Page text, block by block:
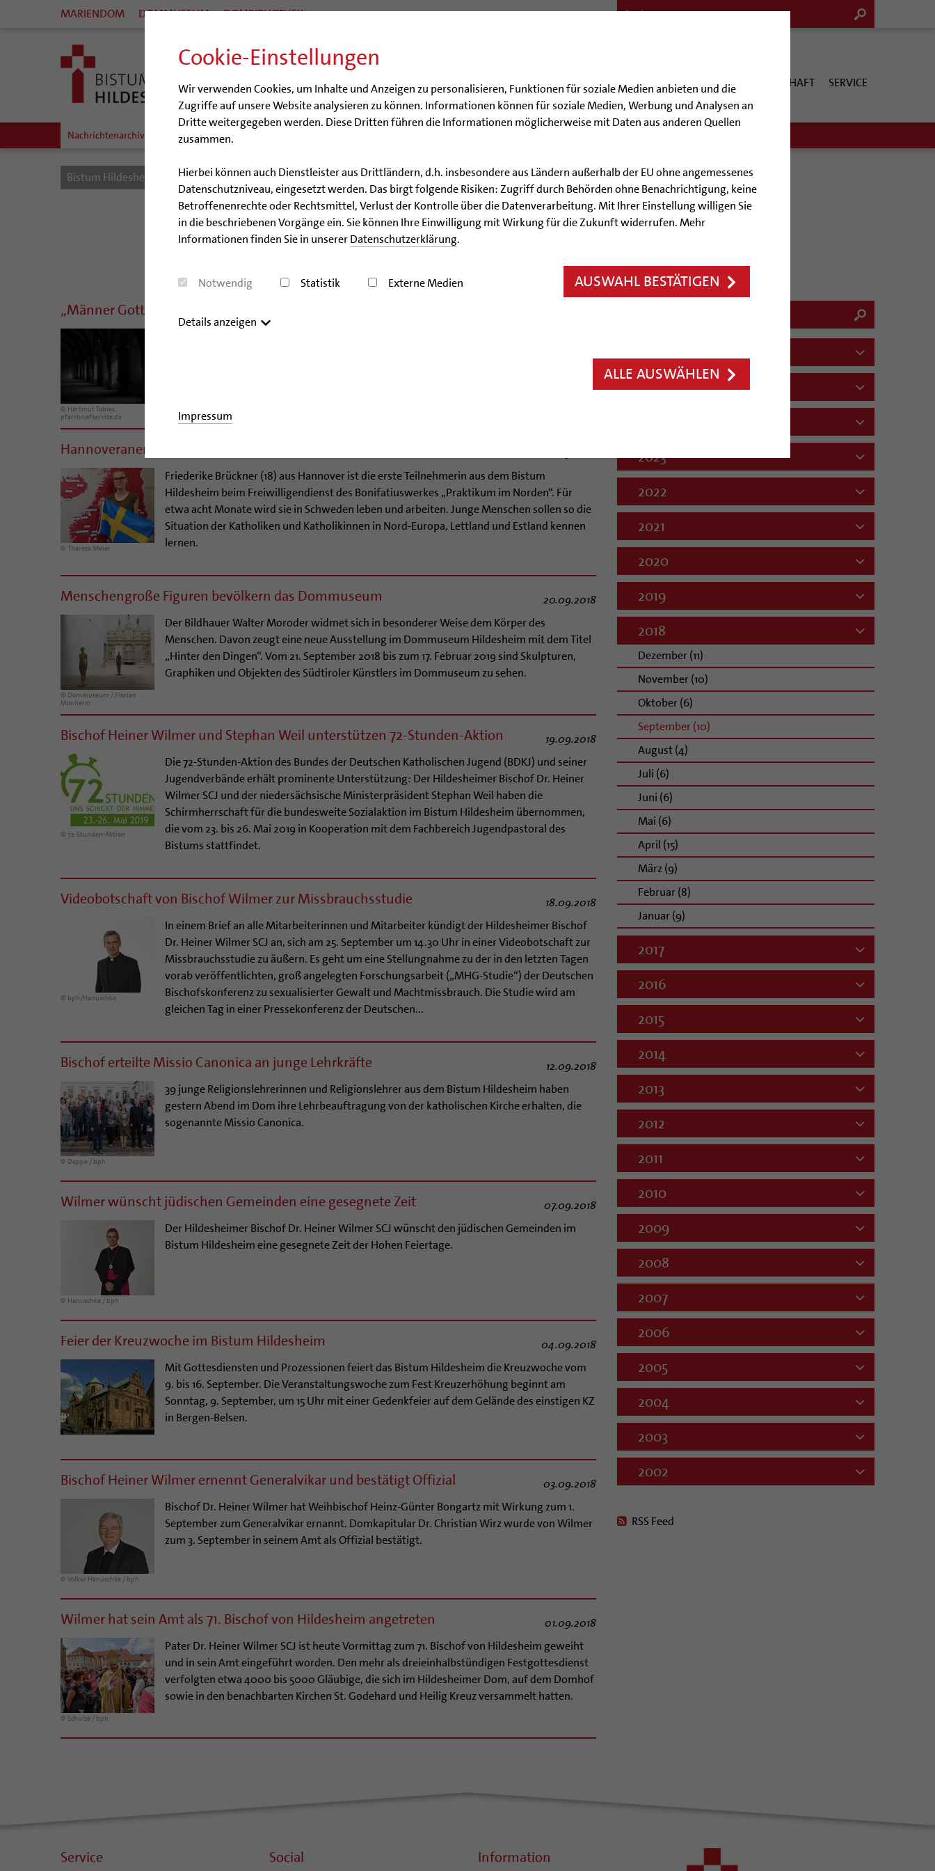
Cookie-Einstellungen
Wir verwenden Cookies, um Inhalte und Anzeigen zu personalisieren, Funktionen für soziale Medien anbieten und die
Zugriffe auf unsere Website analysieren zu können. Informationen können für soziale Medien, Werbung und Analysen an
Dritte weitergegeben werden. Diese Dritten führen die Informationen möglicherweise mit Daten aus anderen Quellen
zusammen.
Hierbei können auch Dienstleister aus Drittländern, d.h. insbesondere aus Ländern außerhalb der EU ohne angemessenes
Datenschutzniveau, eingesetzt werden. Das birgt folgende Risiken: Zugriff durch Behörden ohne Benachrichtigung, keine
Betroffenenrechte oder Rechtsmittel, Verlust der Kontrolle über die Datenverarbeitung. Mit Ihrer Einstellung willigen Sie
in die beschriebenen Vorgänge ein. Sie können Ihre Einwilligung mit Wirkung für die Zukunft widerrufen. Mehr
Informationen finden Sie in unsererDatenschutzerklärung.
Notwendig Statistik Externe Medien AUSWAHL BESTÄTIGEN
Details anzeigen
ALLE AUSWÄHLEN
Impressum
MARIENDOM DOMMUSEUM DOMBIBLIOTHEK
BISTUM BERATUNG & HILFE BILDUNG & KULTUR KIRCHE & GESELLSCHAFT SERVICE
Nachrichtenarchiv Audio/Podcasts
Bistum Hildesheim Bistum Nachrichten Nachrichtenarchiv
Nachrichtenarchiv
der Bischöflichen Pressestelle Hildesheim (bph)
„Männer Gottes haben das Böse in die Welt gebracht“
© Hartmut Tobies,
pfarrbriefservice.de
Hannoveranerin geht für Bonifatiuswerk nach Schweden
© Theresa Meier
Friederike Brückner (18) aus Hannover ist die erste Teilnehmerin aus dem Bistum
Hildesheim beim Freiwilligendienst des Bonifatiuswerkes „Praktikum im Norden“. Für
etwa acht Monate wird sie in Schweden leben und arbeiten. Junge Menschen sollen so die
Situation der Katholiken und Katholikinnen in Nord-Europa, Lettland und Estland kennen
lernen.
Menschengroße Figuren bevölkern das Dommuseum 20.09.2018
© Dommuseum / Florian
Monheim
Der Bildhauer Walter Moroder widmet sich in besonderer Weise dem Körper des
Menschen. Davon zeugt eine neue Ausstellung im Dommuseum Hildesheim mit dem Titel
„Hinter den Dingen“. Vom 21. September 2018 bis zum 17. Februar 2019 sind Skulpturen,
Graphiken und Objekten des Südtiroler Künstlers im Dommuseum zu sehen.
Bischof Heiner Wilmer und Stephan Weil unterstützen 72-Stunden-Aktion 19.09.2018
© 72-Stunden-Aktion
Die 72-Stunden-Aktion des Bundes der Deutschen Katholischen Jugend (BDKJ) und seiner
Jugendverbände erhält prominente Unterstützung: Der Hildesheimer Bischof Dr. Heiner
Wilmer SCJ und der niedersächsische Ministerpräsident Stephan Weil haben die
Schirmherrschaft für die bundesweite Sozialaktion im Bistum Hildesheim übernommen,
die vom 23. bis 26. Mai 2019 in Kooperation mit dem Fachbereich Jugendpastoral des
Bistums stattfindet.
Videobotschaft von Bischof Wilmer zur Missbrauchsstudie 18.09.2018
© bph/Hanuschke
In einem Brief an alle Mitarbeiterinnen und Mitarbeiter kündigt der Hildesheimer Bischof
Dr. Heiner Wilmer SCJ an, sich am 25. September um 14.30 Uhr in einer Videobotschaft zur
Missbrauchsstudie zu äußern. Es geht um eine Stellungnahme zu der in den letzten Tagen
vorab veröffentlichten, groß angelegten Forschungsarbeit („MHG-Studie“) der Deutschen
Bischofskonferenz zu sexualisierter Gewalt und Machtmissbrauch. Die Studie wird am
gleichen Tag in einer Pressekonferenz der Deutschen...
Bischof erteilte Missio Canonica an junge Lehrkräfte 12.09.2018
© Deppe / bph
39 junge Religionslehrerinnen und Religionslehrer aus dem Bistum Hildesheim haben
gestern Abend im Dom ihre Lehrbeauftragung von der katholischen Kirche erhalten, die
sogenannte Missio Canonica.
Wilmer wünscht jüdischen Gemeinden eine gesegnete Zeit 07.09.2018
© Hanuschke / bph
Der Hildesheimer Bischof Dr. Heiner Wilmer SCJ wünscht den jüdischen Gemeinden im
Bistum Hildesheim eine gesegnete Zeit der Hohen Feiertage.
Feier der Kreuzwoche im Bistum Hildesheim
04.09.2018
Mit Gottesdiensten und Prozessionen feiert das Bistum Hildesheim die Kreuzwoche vom
9. bis 16. September. Die Veranstaltungswoche zum Fest Kreuzerhöhung beginnt am
Sonntag, 9. September, um 15 Uhr mit einer Gedenkfeier auf dem Gelände des einstigen KZ
in Bergen-Belsen.
Bischof Heiner Wilmer ernennt Generalvikar und bestätigt Offizial 03.09.2018
© Volker Hanuschke / bph
Bischof Dr. Heiner Wilmer hat Weihbischof Heinz-Günter Bongartz mit Wirkung zum 1.
September zum Generalvikar ernannt. Domkapitular Dr. Christian Wirz wurde von Wilmer
zum 3. September in seinem Amt als Offizial bestätigt.
Wilmer hat sein Amt als 71. Bischof von Hildesheim angetreten 01.09.2018
© Schulze / bph
Pater Dr. Heiner Wilmer SCJ ist heute Vormittag zum 71. Bischof von Hildesheim geweiht
und in sein Amt eingeführt worden. Den mehr als dreieinhalbstündigen Festgottesdienst
verfolgten etwa 4000 bis 5000 Gläubige, die sich im Hildesheimer Dom, auf dem Domhof
sowie in den benachbarten Kirchen St. Godehard und Heilig Kreuz versammelt hatten.
2025
2023
2022
2021
2020
2019
2018
Dezember (11)
November (10)
Oktober (6)
September (10)
August (4)
Juli (6)
Juni (6)
Mai (6)
April (15)
März (9)
Februar (8)
Januar (9)
2017
2016
2015
2014
2013
2012
2011
2010
2009
2008
2007
2006
2005
2004
2003
2002
RSS Feed
Service Social Information